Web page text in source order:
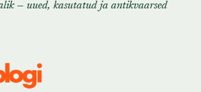
— uued, kasutatud ja antikvaarsed